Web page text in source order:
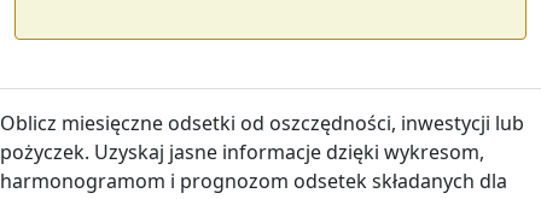
Oblicz miesięczne odsetki od oszczędności, inwestycji lub
pożyczek. Uzyskaj jasne informacje dzięki wykresom,
harmonogramom i prognozom odsetek składanych dla